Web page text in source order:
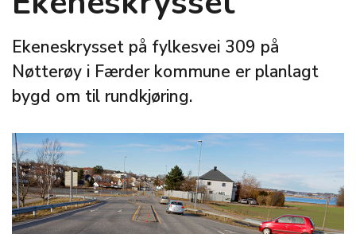
Ekeneskrysset på fylkesvei 309 på
Nøtterøy i Færder kommune er planlagt
bygd om til rundkjøring.